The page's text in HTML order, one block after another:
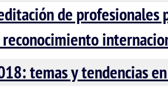
de profesionales
temas y tendencias